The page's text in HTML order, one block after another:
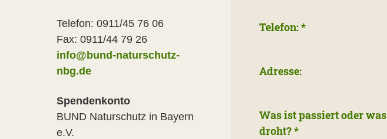
Telefon:*
Adresse:
Was ist passiert oder was
droht?*
Telefon: 0911/45 76 06
Fax: 0911/44 79 26
info@bund-naturschutz-
nbg.de
Spendenkonto
BUND Naturschutz in Bayern
e.V.